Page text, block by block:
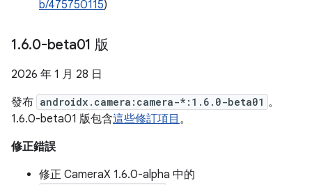
b/475750115)
1.6.0-beta01 版
2026 年 1 月 28 日
發布 androidx.camera:camera-*:1.6.0-beta01 。
1.6.0-beta01 版包含這些修訂項目 。
修正錯誤
修正 CameraX 1.6.0-alpha 中的